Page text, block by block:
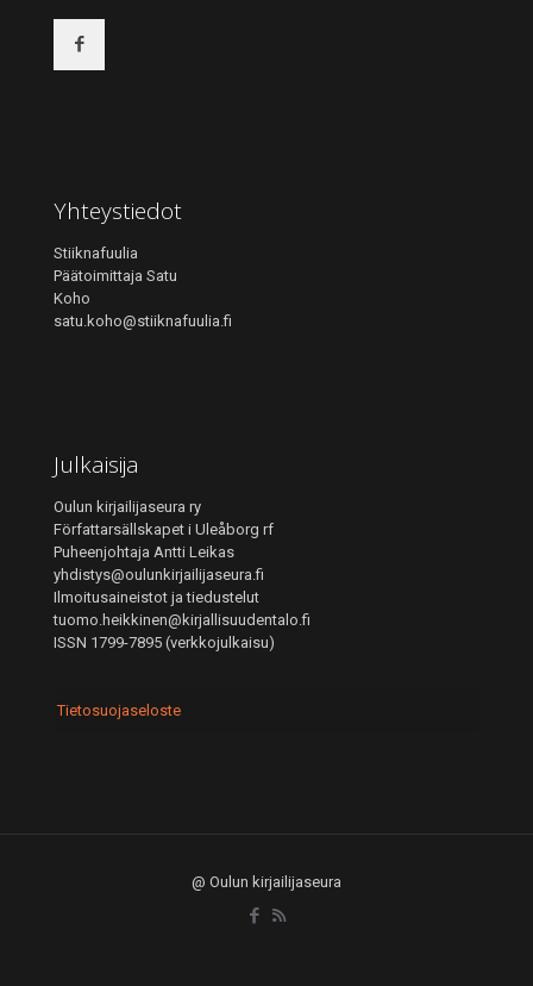
Yhteystiedot
Stiiknafuulia
Päätoimittaja Satu
Koho
satu.koho@stiiknafuulia.fi
Julkaisija
Oulun kirjailijaseura ry
Författarsällskapet i Uleåborg rf
Puheenjohtaja Antti Leikas
yhdistys@oulunkirjailijaseura.fi
Ilmoitusaineistot ja tiedustelut
tuomo.heikkinen@kirjallisuudentalo.fi
ISSN 1799-7895 (verkkojulkaisu)
Tietosuojaseloste
@ Oulun kirjailijaseura